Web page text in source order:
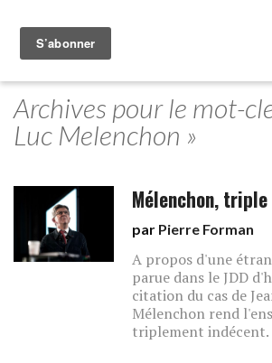
Archives pour le mot-
Luc Melenchon »
Mélenchon,
par Pierre Forman
A propos d'une
parue dans le JDD
citation du cas de
Mélenchon rend
triplement indécent.